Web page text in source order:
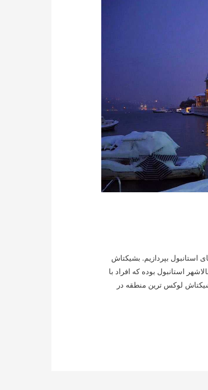
استانبول بپردازیم. بشیکتاش
استانبول بوده که افراد با
لوکس ترین منطقه در